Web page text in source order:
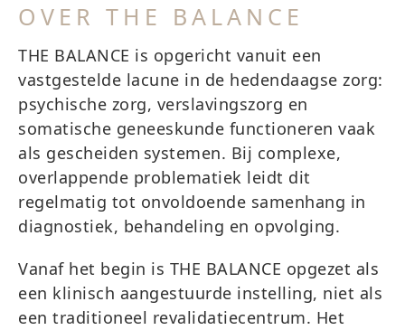
OVER THE BALANCE
THE BALANCE is opgericht vanuit een
vastgestelde lacune in de hedendaagse zorg:
psychische zorg, verslavingszorg en
somatische geneeskunde functioneren vaak
als gescheiden systemen. Bij complexe,
overlappende problematiek leidt dit
regelmatig tot onvoldoende samenhang in
diagnostiek, behandeling en opvolging.
Vanaf het begin is THE BALANCE opgezet als
een klinisch aangestuurde instelling, niet als
een traditioneel revalidatiecentrum. Het